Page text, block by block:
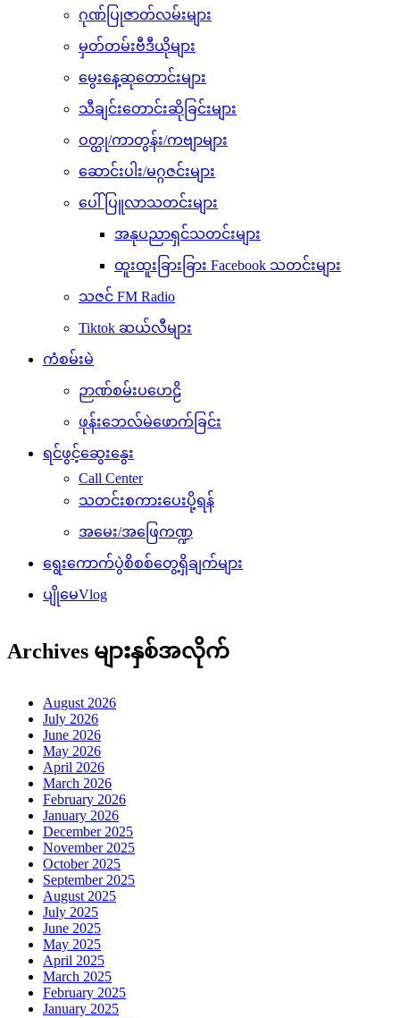
ဂုဏ်ပြုဇာတ်လမ်းများ
မှတ်တမ်းဗီဒီယိုများ
မွေးနေ့ဆုတောင်းများ
သီချင်းတောင်းဆိုခြင်းများ
ဝတ္ထု/ကာတွန်း/ကဗျာများ
ဆောင်းပါး/မဂ္ဂဇင်းများ
ပေါ်ပြူလာသတင်းများ
အနုပညာရှင်သတင်းများ
ထူးထူးခြားခြား Facebook သတင်းများ
သဇင် FM Radio
Tiktok ဆယ်လီများ
ကံစမ်းမဲ
ဉာဏ်စမ်းပဟေဠိ
ဖုန်းဘေလ်မဲဖောက်ခြင်း
ရင်ဖွင့်ဆွေးနွေး
Call Center
သတင်းစကားပေးပို့ရန်
အမေး/အဖြေကဏ္ဍ
ရွေးကောက်ပွဲစိစစ်တွေ့ရှိချက်များ
ပျိုမေVlog
Archives များနှစ်အလိုက်
August 2026
July 2026
June 2026
May 2026
April 2026
March 2026
February 2026
January 2026
December 2025
November 2025
October 2025
September 2025
August 2025
July 2025
June 2025
May 2025
April 2025
March 2025
February 2025
January 2025